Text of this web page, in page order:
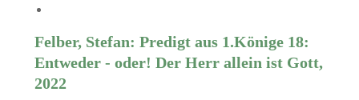
Felber, Stefan: Predigt aus 1.Könige 18:
Entweder - oder! Der Herr allein ist Gott,
2022